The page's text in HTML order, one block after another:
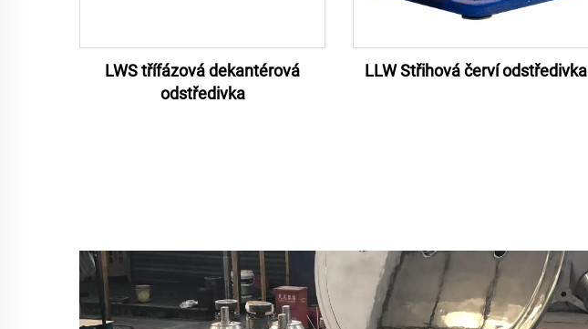
LWS třífázová dekantérová
odstředivka
LLW Střihová červí odstředivka